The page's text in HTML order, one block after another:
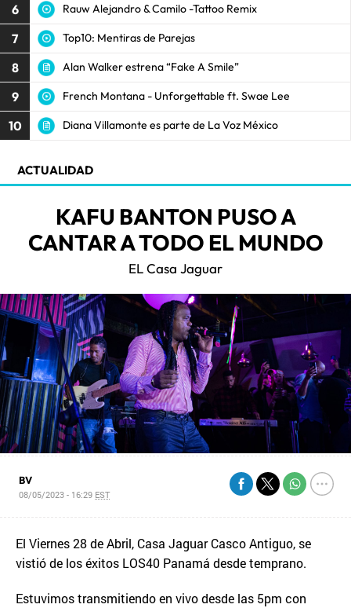
6 Rauw Alejandro & Camilo -Tattoo Remix
7 Top10: Mentiras de Parejas
8 Alan Walker estrena “Fake A Smile”
9 French Montana - Unforgettable ft. Swae Lee
10 Diana Villamonte es parte de La Voz México
ACTUALIDAD
KAFU BANTON PUSO A
CANTAR A TODO EL MUNDO
EL Casa Jaguar
BV
08/05/2023 - 16:29 EST
El Viernes 28 de Abril, Casa Jaguar Casco Antiguo, se
vistió de los éxitos LOS40 Panamá desde temprano.
Estuvimos transmitiendo en vivo desde las 5pm con